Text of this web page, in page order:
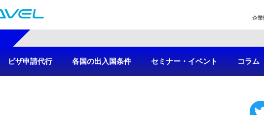
企業
ビザ申請代行 各国の出入国条件 セミナー・イベント コラム